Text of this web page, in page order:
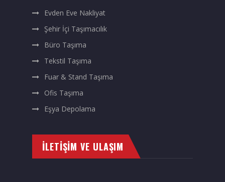
Evden Eve Nakliyat
Şehir İçi Taşımacılık
Büro Taşıma
Tekstil Taşıma
Fuar & Stand Taşıma
Ofis Taşıma
Eşya Depolama
İLETIŞIM VE ULAŞIM